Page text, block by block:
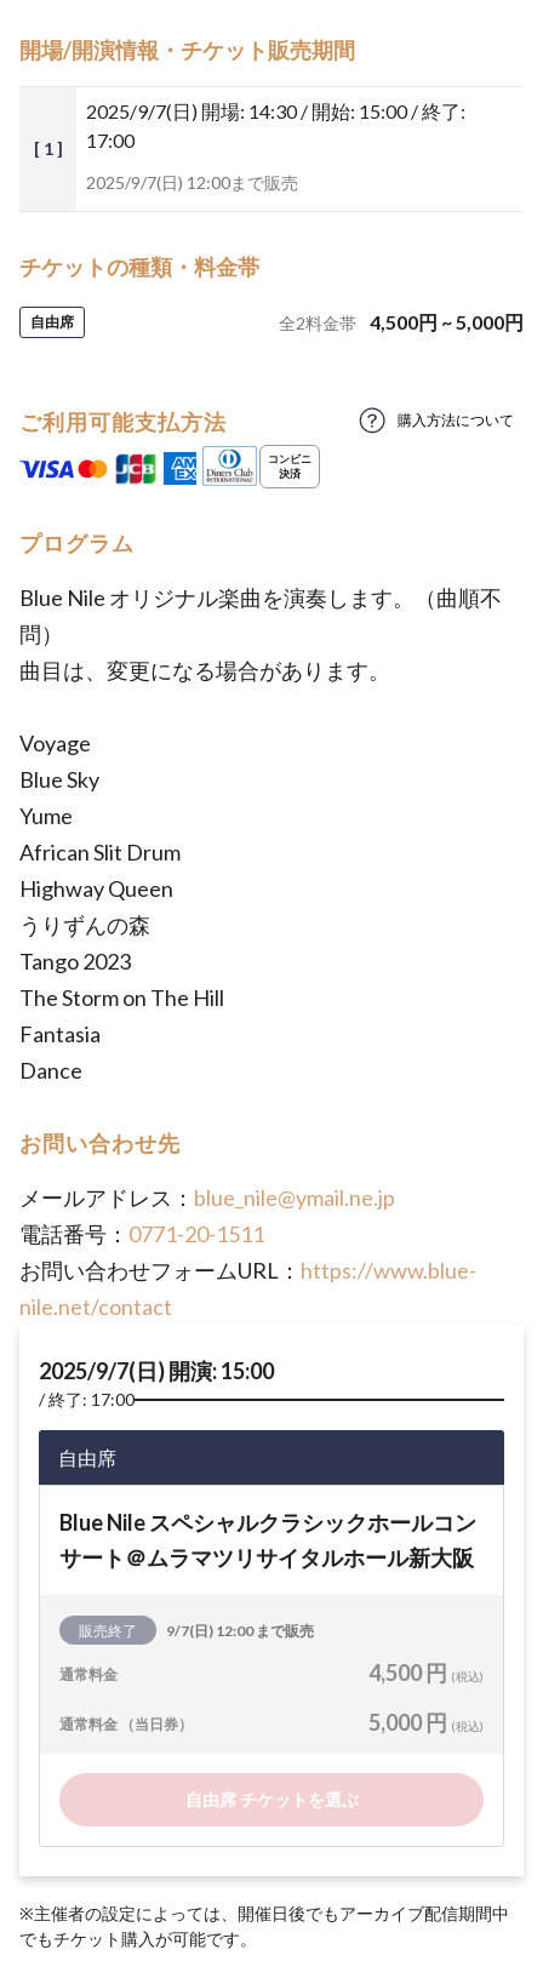
開場/開演情報・チケット販売期間
[ 1 ]
2025/9/7(日) 開場: 14:30 / 開始: 15:00 / 終了:
17:00
2025/9/7(日) 12:00まで販売
チケットの種類・料金帯
自由席 全2料金帯 4,500円 ~5,000円
ご利用可能支払方法 購入方法について
プログラム
Blue Nile オリジナル楽曲を演奏します。（曲順不
問）
曲目は、変更になる場合があります。
Voyage
Blue Sky
Yume
African Slit Drum
Highway Queen
うりずんの森
Tango 2023
The Storm on The Hill
Fantasia
Dance
お問い合わせ先
メールアドレス： blue_nile@ymail.ne.jp
電話番号： 0771-20-1511
お問い合わせフォームURL： https://www.blue-
nile.net/contact
2025/9/7(日) 開演: 15:00
終了: 17:00
自由席
Blue Nile スペシャルクラシックホールコン
サート＠ムラマツリサイタルホール新大阪
販売終了 9/7(日) 12:00 まで販売
通常料金 4,500 円 (税込)
通常料金 （当日券） 5,000 円 (税込)
自由席 チケットを選ぶ
※主催者の設定によっては、開催日後でもアーカイブ配信期間中
でもチケット購入が可能です。